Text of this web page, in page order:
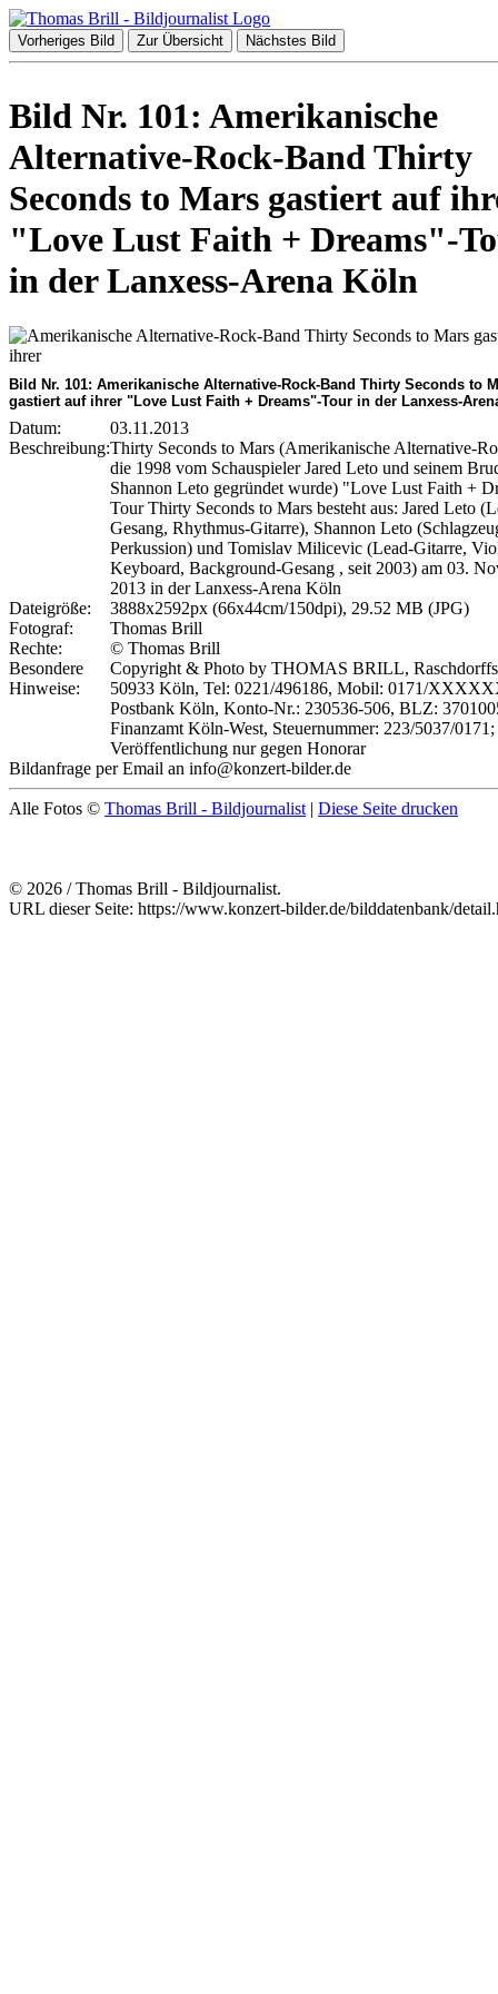
Vorheriges Bild Zur Übersicht Nächstes Bild
Bild Nr. 101: Amerikanische
Alternative-Rock-Band Thirty
Seconds to Mars gastiert auf
"Love Lust Faith + Dreams"-
in der Lanxess-Arena Köln
Bild Nr. 101: Amerikanische Alternative-Rock-Band Thirty Seconds to
gastiert auf ihrer "Love Lust Faith + Dreams"-Tour in der Lanxess-
Datum:
03.11.2013
Beschreibung:Thirty Seconds to Mars (Amerikanische Alternative-
die 1998 vom Schauspieler Jared Leto und seinem
Shannon Leto gegründet wurde) "Love Lust Faith +
Tour Thirty Seconds to Mars besteht aus: Jared Leto
Gesang, Rhythmus-Gitarre), Shannon Leto
Perkussion) und Tomislav Milicevic (Lead-Gitarre,
Keyboard, Background-Gesang , seit 2003) am 03.
2013 in der Lanxess-Arena Köln
Dateigröße:
3888x2592px (66x44cm/150dpi), 29.52 MB (JPG)
Fotograf:
Thomas Brill
Rechte:
© Thomas Brill
Besondere
Hinweise:
Copyright & Photo by THOMAS BRILL,
50933 Köln, Tel: 0221/496186, Mobil: 0171/
Postbank Köln, Konto-Nr.: 230536-506, BLZ:
Finanzamt Köln-West, Steuernummer: 223/5037/
Veröffentlichung nur gegen Honorar
Bildanfrage per Email an info@konzert-bilder.de
Alle Fotos © Thomas Brill - Bildjournalist | Diese Seite drucken
© 2026 / Thomas Brill - Bildjournalist.
URL dieser Seite: https://www.konzert-bilder.de/bilddatenbank/